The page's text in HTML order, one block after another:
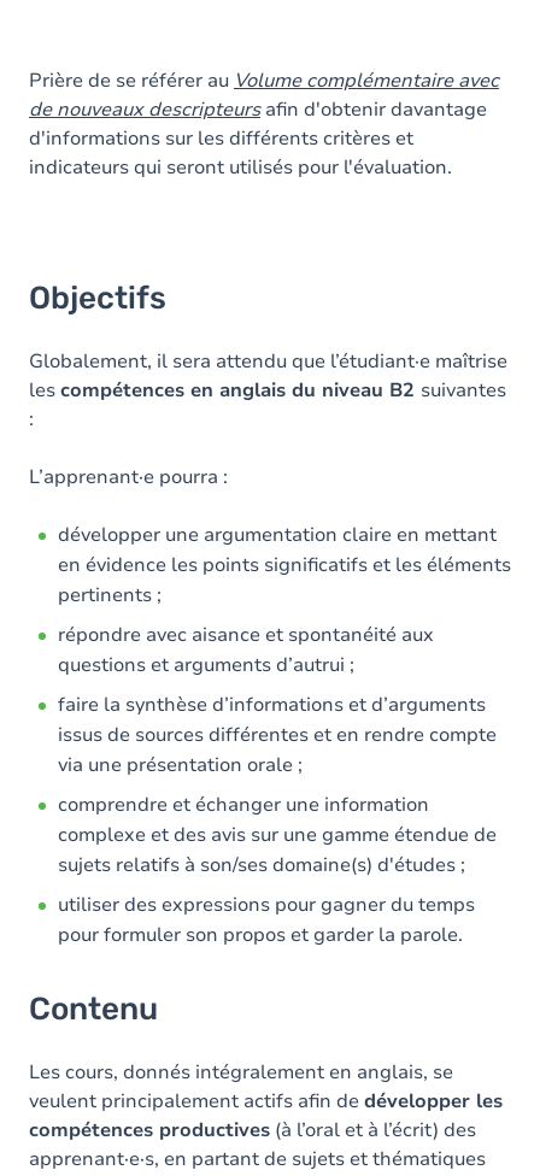
Prière de se référer au Volume complémentaire avec
de nouveaux descripteursafin d'obtenir davantage
d'informations sur les différents critères et
indicateurs qui seront utilisés pour l'évaluation.
Objectifs
Globalement, il sera attendu que l’étudiant·e maîtrise
lescompétences en anglais du niveau B2 suivantes
:
L’apprenant·e pourra :
développer une argumentation claire en mettant
en évidence les points significatifs et les éléments
pertinents ;
répondre avec aisance et spontanéité aux
questions et arguments d’autrui ;
faire la synthèse d’informations et d’arguments
issus de sources différentes et en rendre compte
via une présentation orale ;
comprendre et échanger une information
complexe et des avis sur une gamme étendue de
sujets relatifs à son/ses domaine(s) d'études ;
utiliser des expressions pour gagner du temps
pour formuler son propos et garder la parole.
Contenu
Les cours, donnés intégralement en anglais, se
veulent principalement actifs afin dedévelopper les
compétences productives (à l’oral et à l’écrit) des
apprenant·e·s, en partant de sujets et thématiques